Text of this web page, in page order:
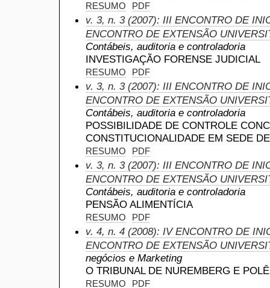
RESUMO PDF
v. 3, n. 3 (2007): III ENCONTRO DE
ENCONTRO DE EXTENSÃO
Contábeis, auditoria e controladoria
INVESTIGAÇÃO FORENSE JUDICIAL
RESUMO PDF
v. 3, n. 3 (2007): III ENCONTRO DE
ENCONTRO DE EXTENSÃO
Contábeis, auditoria e controladoria
POSSIBILIDADE DE CONTROLE
CONSTITUCIONALIDADE EM SEDE
RESUMO PDF
v. 3, n. 3 (2007): III ENCONTRO DE
ENCONTRO DE EXTENSÃO
Contábeis, auditoria e controladoria
PENSÃO ALIMENTÍCIA
RESUMO PDF
v. 4, n. 4 (2008): IV ENCONTRO DE
ENCONTRO DE EXTENSÃO
negócios e Marketing
O TRIBUNAL DE NUREMBERG E
RESUMO PDF